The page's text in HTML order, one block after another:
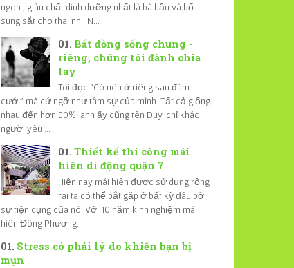
ngon , giàu chất dinh dưỡng nhất là bà bầu và bổ
sung sắt cho thai nhi. N...
Bất đồng sống chung -
riêng, chúng tôi đành chia
tay
Tôi đọc “Có nên ở riêng sau đám
cưới” mà cứ ngỡ như tâm sự của mình. Tất cả giống
nhau đến hơn 90%, anh ấy cũng tên Duy, chỉ khác
người yêu ...
Thiết kế thi công mái
hiên di động quận 7
Hiện nay mái hiên được sử dụng rộng
rãi ta có thể bắt gặp ở bất kỳ đâu bởi
sự tiện dụng của nó. Với 10 năm kinh nghiệm mái
hiên Đông Phương...
Stress có phải lý do khiến bạn bị
mụn